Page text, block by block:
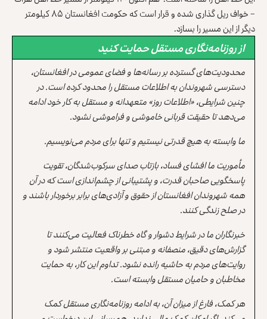
– خواف ریل گذاری شده و قرار است که حکومت افغانستان ۸۵ کیلومتر
دیگر از این مسیر را بسازد.
از روزنامه‌نگاری مستقل حمایت کنید
محدودیت‌های گسترده بر رسانه‌ها و فضای عمومی در افغانستان،
دسترسی شهروندان به اطلاعات مستقل را محدود کرده است. در
چنین شرایطی، «اطلاعات روز» متعهدانه و مستقل به کار خود ادامه
می‌دهد تا حقیقت قربانی خاموشی و فراموشی نشود.
ما وابسته به هیچ قدرتی نیستیم و تنها برای مردم می‌نویسیم.
مأموریت ما افشای فساد، بازتاب صدای سرکوب‌شدگان، تقویت
پاسخگویی صاحبان قدرت، و پشتیبانی از چشم‌اندازی است که در آن
همه شهروندان افغانستان از حقوق و آزادی‌های برابر برخوردار باشند و
در صلح زندگی کنند.
خبرنگاران ما در شرایط دشوار و گاه خطرناک فعالیت می‌کنند تا
گزارش‌های دقیق، منصفانه و مبتنی بر واقعیت منتشر شود و
روایت‌های مردم به حاشیه رانده نشود. تداوم این کار، به حمایت
مخاطبان و حامیان مستقل وابسته است.
هر کمک، فارغ از میزان آن، به ادامه روزنامه‌نگاری مستقل کمک